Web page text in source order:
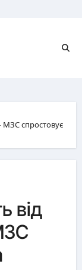
МЗС спростовує
від